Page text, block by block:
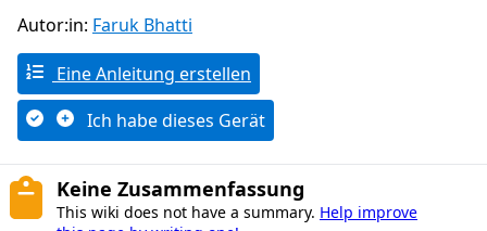
Autor:in: Faruk Bhatti
Eine Anleitung erstellen
Ich habe dieses Gerät
Keine Zusammenfassung
This wiki does not have a summary. Help improve